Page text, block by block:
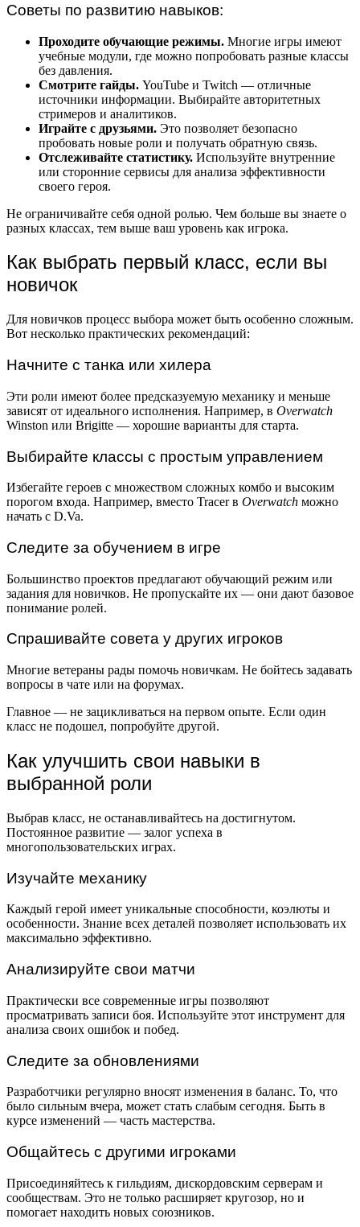
Советы по развитию навыков:
Проходите обучающие режимы. Многие игры имеют
учебные модули, где можно попробовать разные классы
без давления.
Смотрите гайды. YouTube и Twitch — отличные
источники информации. Выбирайте авторитетных
стримеров и аналитиков.
Играйте с друзьями. Это позволяет безопасно
пробовать новые роли и получать обратную связь.
Отслеживайте статистику. Используйте внутренние
или сторонние сервисы для анализа эффективности
своего героя.
Не ограничивайте себя одной ролью. Чем больше вы знаете о
разных классах, тем выше ваш уровень как игрока.
Как выбрать первый класс, если вы
новичок
Для новичков процесс выбора может быть особенно сложным.
Вот несколько практических рекомендаций:
Начните с танка или хилера
Эти роли имеют более предсказуемую механику и меньше
зависят от идеального исполнения. Например, в Overwatch
Winston или Brigitte — хорошие варианты для старта.
Выбирайте классы с простым управлением
Избегайте героев с множеством сложных комбо и высоким
порогом входа. Например, вместо Tracer в Overwatch можно
начать с D.Va.
Следите за обучением в игре
Большинство проектов предлагают обучающий режим или
задания для новичков. Не пропускайте их — они дают базовое
понимание ролей.
Спрашивайте совета у других игроков
Многие ветераны рады помочь новичкам. Не бойтесь задавать
вопросы в чате или на форумах.
Главное — не зацикливаться на первом опыте. Если один
класс не подошел, попробуйте другой.
Как улучшить свои навыки в
выбранной роли
Выбрав класс, не останавливайтесь на достигнутом.
Постоянное развитие — залог успеха в
многопользовательских играх.
Изучайте механику
Каждый герой имеет уникальные способности, коэлюты и
особенности. Знание всех деталей позволяет использовать их
максимально эффективно.
Анализируйте свои матчи
Практически все современные игры позволяют
просматривать записи боя. Используйте этот инструмент для
анализа своих ошибок и побед.
Следите за обновлениями
Разработчики регулярно вносят изменения в баланс. То, что
было сильным вчера, может стать слабым сегодня. Быть в
курсе изменений — часть мастерства.
Общайтесь с другими игроками
Присоединяйтесь к гильдиям, дискордовским серверам и
сообществам. Это не только расширяет кругозор, но и
помогает находить новых союзников.